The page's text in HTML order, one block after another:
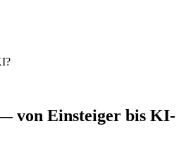
von Einsteiger bis KI-